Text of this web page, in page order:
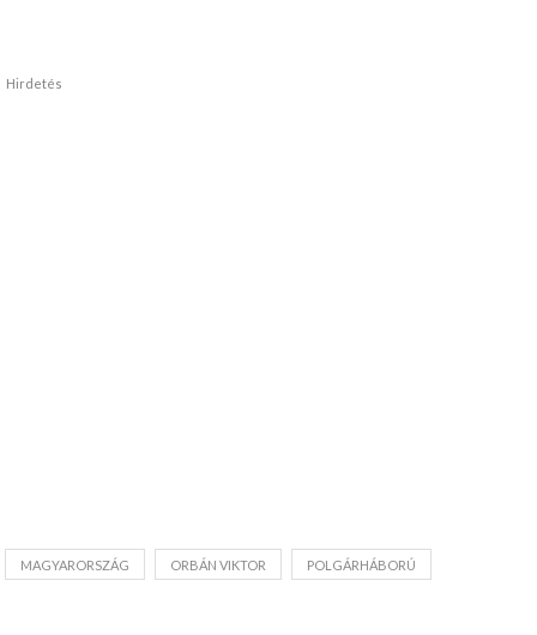
Hirdetés
MAGYARORSZÁG ORBÁN VIKTOR POLGÁRHÁBORÚ